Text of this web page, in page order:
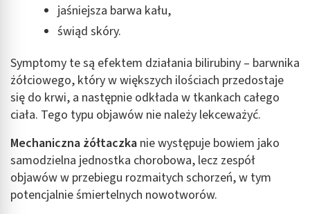
jaśniejsza barwa kału,
świąd skóry.
Symptomy te są efektem działania bilirubiny – barwnika
żółciowego, który w większych ilościach przedostaje
się do krwi, a następnie odkłada w tkankach całego
ciała. Tego typu objawów nie należy lekceważyć.
Mechaniczna żółtaczka nie występuje bowiem jako
samodzielna jednostka chorobowa, lecz zespół
objawów w przebiegu rozmaitych schorzeń, w tym
potencjalnie śmiertelnych nowotworów.